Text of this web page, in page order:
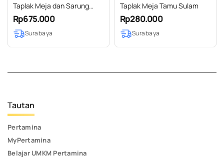
Taplak Meja dan Sarung
Bantal Sofa
Rp675.000
Surabaya
Taplak Meja Tamu Sulam
Rp280.000
Surabaya
Tautan
Pertamina
MyPertamina
Belajar UMKM Pertamina